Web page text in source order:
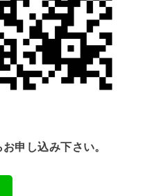
申し込み下さい。